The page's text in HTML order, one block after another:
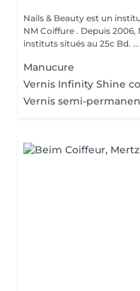
Nails & Beauty est un
NM Coiffure . Depuis
instituts situés au 25c Bd. ...
Manucure
Vernis Infinity Shine
Vernis semi-